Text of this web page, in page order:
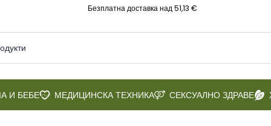
Безплатна доставка над 51,13 €
И БЕБЕ МЕДИЦИНСКА ТЕХНИКА СЕКСУАЛНО ЗДРАВЕ